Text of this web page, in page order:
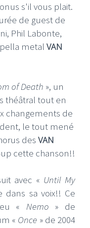
s'il vous plait.
de guest de
Phil Labonte,
metal VAN
of Death », un
théâtral tout en
changements de
le tout mené
des VAN
cette chanson!!
avec « Until My
dans sa voix!! Ce
« Nemo » de
« Once » de 2004